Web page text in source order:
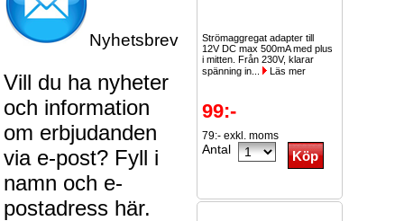
Nyhetsbrev
Vill du ha nyheter
och information
om erbjudanden
via e-post? Fyll i
namn och e-
postadress här.
Strömaggregat adapter till
12V DC max 500mA med plus
i mitten. Från 230V, klarar
spänning in...
Läs mer
99:-
79:- exkl. moms
Antal